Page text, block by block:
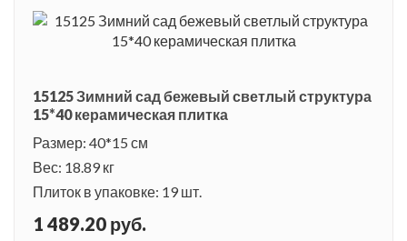
15125 Зимний сад бежевый светлый структура
15*40 керамическая плитка
Размер: 40*15 см
Вес: 18.89 кг
Плиток в упаковке: 19 шт.
1 489.20 руб.